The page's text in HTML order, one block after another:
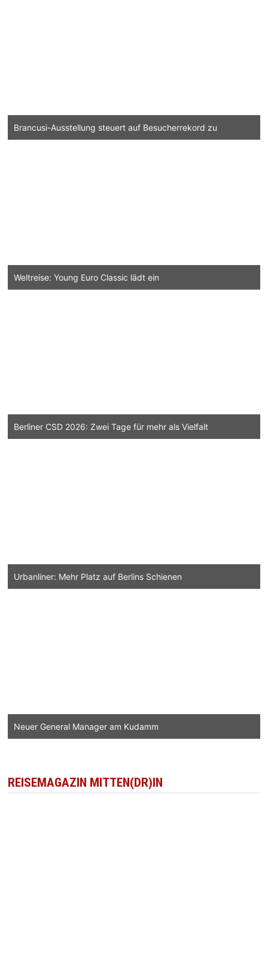
Brancusi-Ausstellung steuert auf Besucherrekord zu
Weltreise: Young Euro Classic lädt ein
Berliner CSD 2026: Zwei Tage für mehr als Vielfalt
Urbanliner: Mehr Platz auf Berlins Schienen
Neuer General Manager am Kudamm
REISEMAGAZIN MITTEN(DR)IN